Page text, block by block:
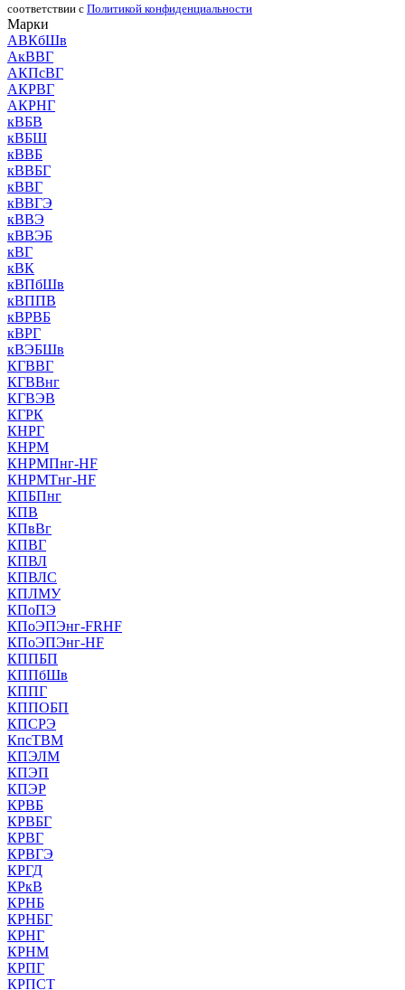
соответствии с Политикой конфиденциальности
Марки
АВКбШв
АкВВГ
АКПсВГ
АКРВГ
АКРНГ
кВБВ
кВБШ
кВВБ
кВВБГ
кВВГ
кВВГЭ
кВВЭ
кВВЭБ
кВГ
кВК
кВПбШв
кВППВ
кВРВБ
кВРГ
кВЭБШв
КГВВГ
КГВВнг
КГВЭВ
КГРК
КНРГ
КНРМ
КНРМПнг-HF
КНРМТнг-HF
КПБПнг
КПВ
КПвВг
КПВГ
КПВЛ
КПВЛС
КПЛМУ
КПоПЭ
КПоЭПЭнг-FRHF
КПоЭПЭнг-HF
КППБП
КППбШв
КППГ
КППОБП
КПСРЭ
КпсТВМ
КПЭЛМ
КПЭП
КПЭР
КРВБ
КРВБГ
КРВГ
КРВГЭ
КРГД
КРкВ
КРНБ
КРНБГ
КРНГ
КРНМ
КРПГ
КРПСТ